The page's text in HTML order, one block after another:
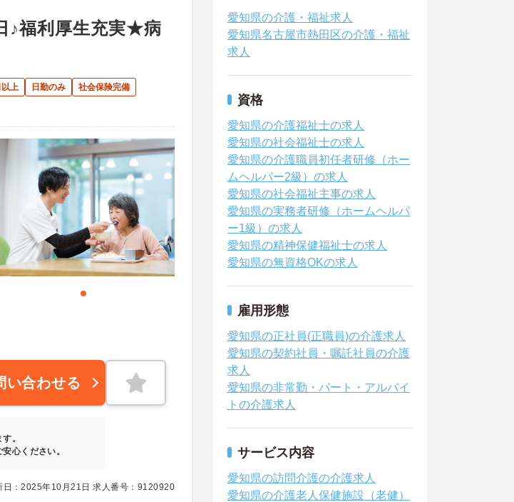
♪福利厚生充実★病
上 日勤のみ
社会保険完備
い合わせる
。
心ください。
日：2025年10月21日 求人番号：9120920
愛知県の介護・福祉求人
愛知県名古屋市熱田区の介護・福祉
求人
資格
愛知県の介護福祉士の求人
愛知県の社会福祉士の求人
愛知県の介護職員初任者研修（ホー
ムヘルパー2級）の求人
愛知県の社会福祉主事の求人
愛知県の実務者研修（ホームヘルパ
ー1級）の求人
愛知県の精神保健福祉士の求人
愛知県の無資格OKの求人
雇用形態
愛知県の正社員(正職員)の介護求人
愛知県の契約社員・嘱託社員の介護
求人
愛知県の非常勤・パート・アルバイ
トの介護求人
サービス内容
愛知県の訪問介護の介護求人
愛知県の介護老人保健施設（老健）